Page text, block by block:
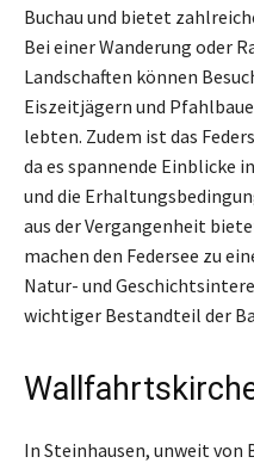
Buchau und bietet
Bei einer Wanderung oder
Landschaften können
Eiszeitjägern und
lebten. Zudem ist das
da es spannende Einblicke
und die
aus der Vergangenheit
machen den Federsee zu
Natur- und
wichtiger Bestandteil der
In Steinhausen, unweit von